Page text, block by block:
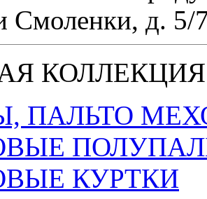
Смоленки, д. 5/
КОЛЛЕКЦИЯ
ПАЛЬТО
КУРТКИ